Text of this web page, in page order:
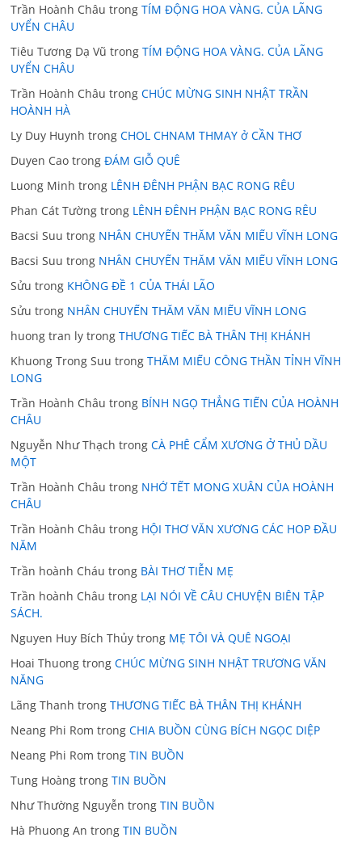
Trần Hoành Châu trongTÍM ĐỘNG HOA VÀNG. CỦA LÃNG
UYỂN CHÂU
Tiêu Tương Dạ Vũ trongTÍM ĐỘNG HOA VÀNG. CỦA LÃNG
UYỂN CHÂU
Trần Hoành Châu trongCHÚC MỪNG SINH NHẬT TRẦN
HOÀNH HÀ
Ly Duy Huynh trongCHOL CHNAM THMAY ở CẦN THƠ
Duyen Cao trongĐÁM GIỖ QUÊ
Luong Minh trong LÊNH ĐÊNH PHẬN BẠC RONG RÊU
Phan Cát Tường trong LÊNH ĐÊNH PHẬN BẠC RONG RÊU
Bacsi Suu trong NHÂN CHUYẾN THĂM VĂN MIẾU VĨNH LONG
Bacsi Suu trong NHÂN CHUYẾN THĂM VĂN MIẾU VĨNH LONG
Sửu trong KHÔNG ĐỀ 1 CỦA THÁI LÃO
Sửu trong NHÂN CHUYẾN THĂM VĂN MIẾU VĨNH LONG
huong tran ly trongTHƯƠNG TIẾC BÀ THÂN THỊ KHÁNH
Khuong Trong Suu trongTHĂM MIẾU CÔNG THẦN TỈNH VĨNH
LONG
Trần Hoành Châu trong BÍNH NGỌ THẲNG TIẾN CỦA HOÀNH
CHÂU
Nguyễn Như Thạch trongCÀ PHÊ CẨM XƯƠNG Ở THỦ DẦU
MỘT
Trần Hoành Châu trong NHỚ TẾT MONG XUÂN CỦA HOÀNH
CHÂU
Trần Hoành Châu trong HỘI THƠ VĂN XƯƠNG CÁC HOP ĐẦU
NĂM
Trần hoành Cháu trong BÀI THƠ TIỄN MẸ
Trần hoành Châu trong LẠI NÓI VỀ CÂU CHUYỆN BIÊN TẬP
SÁCH.
Nguyen Huy Bích Thủy trong MẸ TÔI VÀ QUÊ NGOẠI
Hoai Thuong trongCHÚC MỪNG SINH NHẬT TRƯƠNG VĂN
NĂNG
Lãng Thanh trongTHƯƠNG TIẾC BÀ THÂN THỊ KHÁNH
Neang Phi Rom trongCHIA BUỒN CÙNG BÍCH NGỌC DIỆP
Neang Phi Rom trongTIN BUỒN
Tung Hoàng trongTIN BUỒN
Như Thường Nguyễn trongTIN BUỒN
Hà Phuong An trongTIN BUỒN